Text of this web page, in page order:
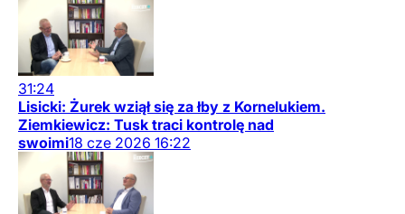
31:24
Lisicki: Żurek wziął się za łby z Kornelukiem.
Ziemkiewicz: Tusk traci kontrolę nad
swoimi18 cze 2026 16:22